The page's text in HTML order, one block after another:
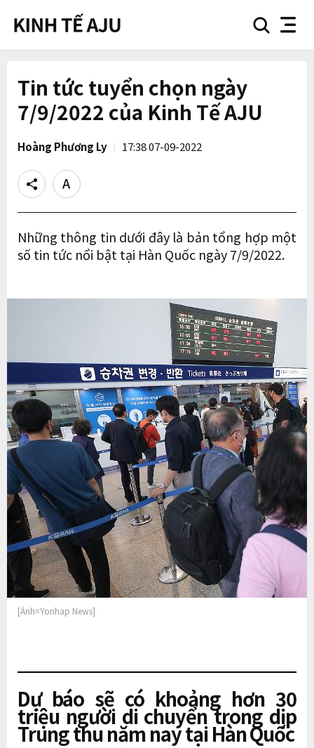
searchnav
Tin tức tuyển chọn ngày
7/9/2022 của Kinh Tế AJU
Hoàng Phương Ly 17:38 07-09-2022
Share
Text
size
Những thông tin dưới đây là bản tổng hợp một
số tin tức nổi bật tại Hàn Quốc ngày 7/9/2022.
[Ảnh=Yonhap News]
Dự báo sẽ có khoảng hơn 30
triệu người di chuyển trong dịp
Trung thu năm nay tại Hàn Quốc